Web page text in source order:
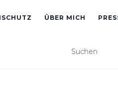
ÜBER MICH